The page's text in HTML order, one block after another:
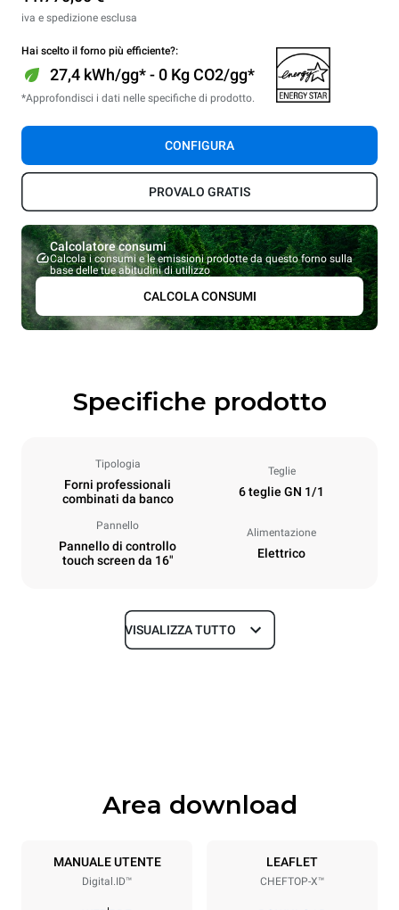
iva e spedizione esclusa
Hai scelto il forno più efficiente?:
27,4 kWh/gg* - 0 Kg CO2/gg*
*Approfondisci i dati nelle specifiche di prodotto.
CONFIGURA
PROVALO GRATIS
Calcolatore consumi
Calcola i consumi e le emissioni prodotte da questo forno sulla
base delle tue abitudini di utilizzo
CALCOLA CONSUMI
Specifiche prodotto
Tipologia
Forni professionali
combinati da banco
Teglie
6 teglie GN 1/1
Pannello
Pannello di controllo
touch screen da 16"
Alimentazione
Elettrico
Dimensioni
Specifiche teglia
6 GN 1/1
Passo teglie
VISUALIZZA TUTTO
Area download
MANUALE UTENTE
Digital.ID™
LEAFLET
CHEFTOP-X™